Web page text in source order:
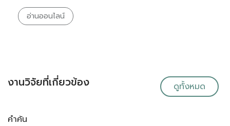
อ่านออนไลน์
งานวิจัยที่เกี่ยวข้อง ดูทั้งหมด
คำค้น